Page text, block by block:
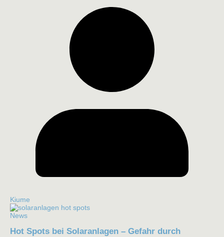
Kiume
News
Hot Spots bei Solaranlagen – Gefahr durch